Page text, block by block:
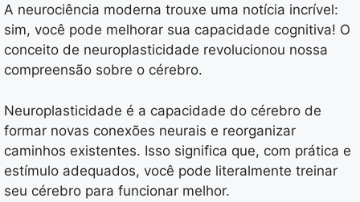
A neurociência moderna trouxe uma notícia incrível:
sim, você pode melhorar sua capacidade cognitiva! O
conceito de neuroplasticidade revolucionou nossa
compreensão sobre o cérebro.
Neuroplasticidade é a capacidade do cérebro de
formar novas conexões neurais e reorganizar
caminhos existentes. Isso significa que, com prática e
estímulo adequados, você pode literalmente treinar
seu cérebro para funcionar melhor.